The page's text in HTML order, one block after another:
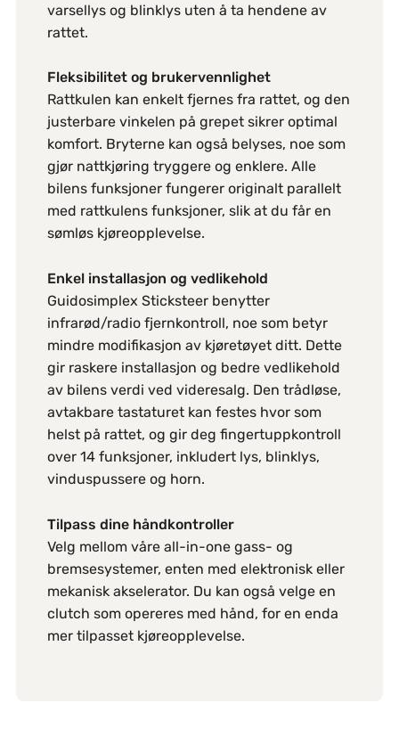
varsellys og blinklys uten å ta hendene av
rattet.
Fleksibilitet og brukervennlighet
Rattkulen kan enkelt fjernes fra rattet, og den
justerbare vinkelen på grepet sikrer optimal
komfort. Bryterne kan også belyses, noe som
gjør nattkjøring tryggere og enklere. Alle
bilens funksjoner fungerer originalt parallelt
med rattkulens funksjoner, slik at du får en
sømløs kjøreopplevelse.
Enkel installasjon og vedlikehold
Guidosimplex Sticksteer benytter
infrarød/radio fjernkontroll, noe som betyr
mindre modifikasjon av kjøretøyet ditt. Dette
gir raskere installasjon og bedre vedlikehold
av bilens verdi ved videresalg. Den trådløse,
avtakbare tastaturet kan festes hvor som
helst på rattet, og gir deg fingertuppkontroll
over 14 funksjoner, inkludert lys, blinklys,
vinduspussere og horn.
Tilpass dine håndkontroller
Velg mellom våre all-in-one gass- og
bremsesystemer, enten med elektronisk eller
mekanisk akselerator. Du kan også velge en
clutch som opereres med hånd, for en enda
mer tilpasset kjøreopplevelse.